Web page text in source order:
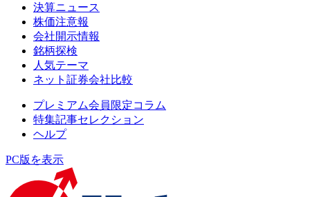
決算ニュース
株価注意報
会社開示情報
銘柄探検
人気テーマ
ネット証券会社比較
プレミアム会員限定コラム
特集記事セレクション
ヘルプ
PC版を表示